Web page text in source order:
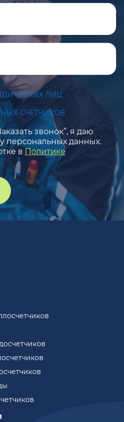
ЛИЦ
СЧЕТЧИКОВ
звонок”, я даю
персональных данных.
в Политике